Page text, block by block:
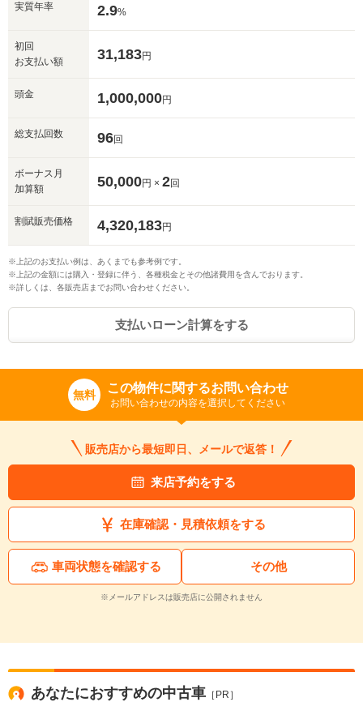
実質年率 2.9%
初回
お支払い額
31,183円
頭金 1,000,000円
総支払回数 96回
ボーナス月
加算額
50,000円 × 2回
割賦販売価格 4,320,183円
※上記のお支払い例は、あくまでも参考例です。
※上記の金額には購入・登録に伴う、各種税金とその他諸費用を含んでおります。
※詳しくは、各販売店までお問い合わせください。
支払いローン計算をする
無料 この物件に関するお問い合わせ
お問い合わせの内容を選択してください
販売店から最短即日、メールで返答！
来店予約をする
在庫確認・見積依頼をする
車両状態を確認する その他
※メールアドレスは販売店に公開されません
あなたにおすすめの中古車 ［PR］